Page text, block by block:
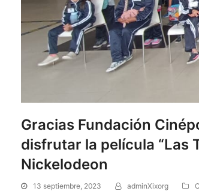
Gracias Fundación
disfrutar la película “Las
Nickelodeon
13 septiembre, 2023 adminXixorg